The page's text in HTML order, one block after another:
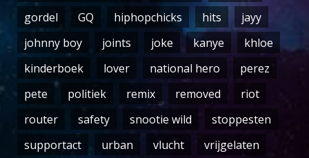
gordel
GQ hiphopchicks hits
jayy
johnny boy
joints joke kanye
khloe
kinderboek
lover national hero
perez
pete
politiek remix removed
riot
router
safety snootie wild
stoppesten
supportact
urban vlucht vrijgelaten